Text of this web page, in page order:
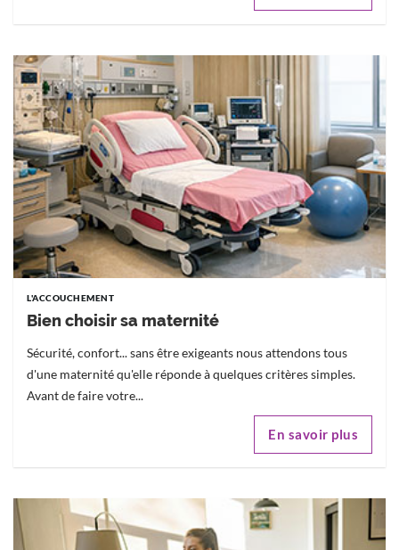
L'ACCOUCHEMENT
Bien choisir sa maternité
Sécurité, confort... sans être exigeants nous attendons tous
d'une maternité qu'elle réponde à quelques critères simples.
Avant de faire votre...
En savoir plus